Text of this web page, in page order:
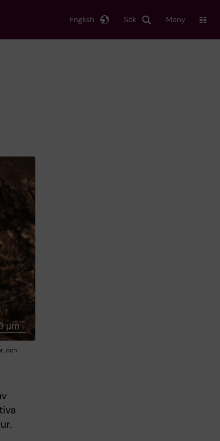
Sök
English Meny
och